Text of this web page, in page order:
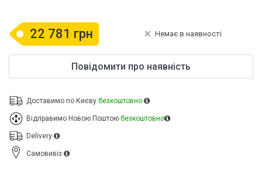
22 781 грн Немає в наявності
Повідомити про наявність
Доставимо по Києву безкоштовно
Відправимо Новою Поштою безкоштовно
Delivery
Cамовивіз